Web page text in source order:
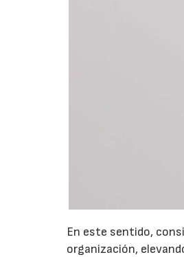
En este sentido,
organización,